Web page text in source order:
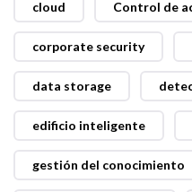
cloud Control de
corporate security
data storage
edificio inteligente
gestión del conocimiento